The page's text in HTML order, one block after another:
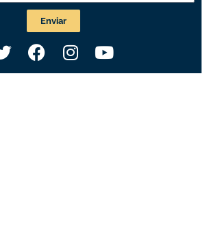
Enviar